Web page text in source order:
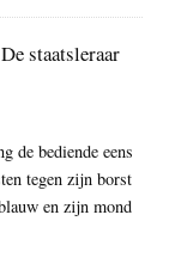
staatsleraar
de bediende eens
tegen zijn borst
en zijn mond